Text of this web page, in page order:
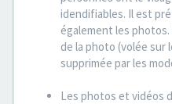
idendifiables. Il est
également les photos.
de la photo (volée sur
supprimée par les
Les photos et vidéos